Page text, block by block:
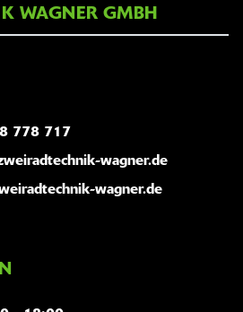
WAGNER GMBH
778 717
wagner.de
wagner.de